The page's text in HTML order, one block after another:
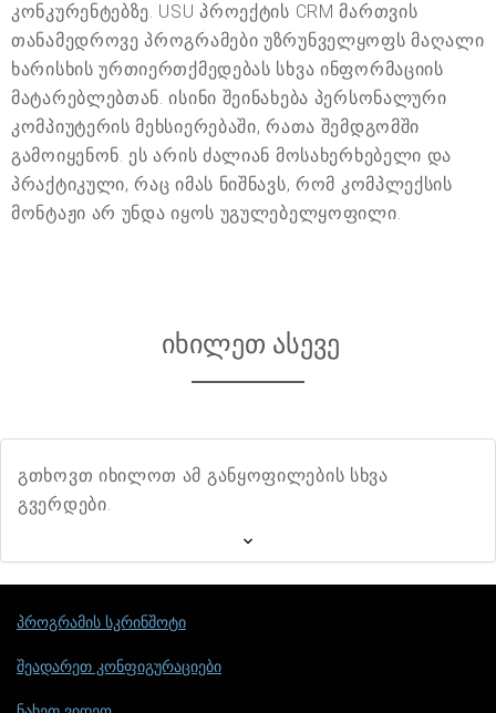
კონკურენტებზე. USU პროექტის CRM მართვის
თანამედროვე პროგრამები უზრუნველყოფს მაღალი
ხარისხის ურთიერთქმედებას სხვა ინფორმაციის
მატარებლებთან. ისინი შეინახება პერსონალური
კომპიუტერის მეხსიერებაში, რათა შემდგომში
გამოიყენონ. ეს არის ძალიან მოსახერხებელი და
პრაქტიკული, რაც იმას ნიშნავს, რომ კომპლექსის
მონტაჟი არ უნდა იყოს უგულებელყოფილი.
იხილეთ ასევე
გთხოვთ იხილოთ ამ განყოფილების სხვა
გვერდები.
პროგრამის სკრინშოტი
შეადარეთ კონფიგურაციები